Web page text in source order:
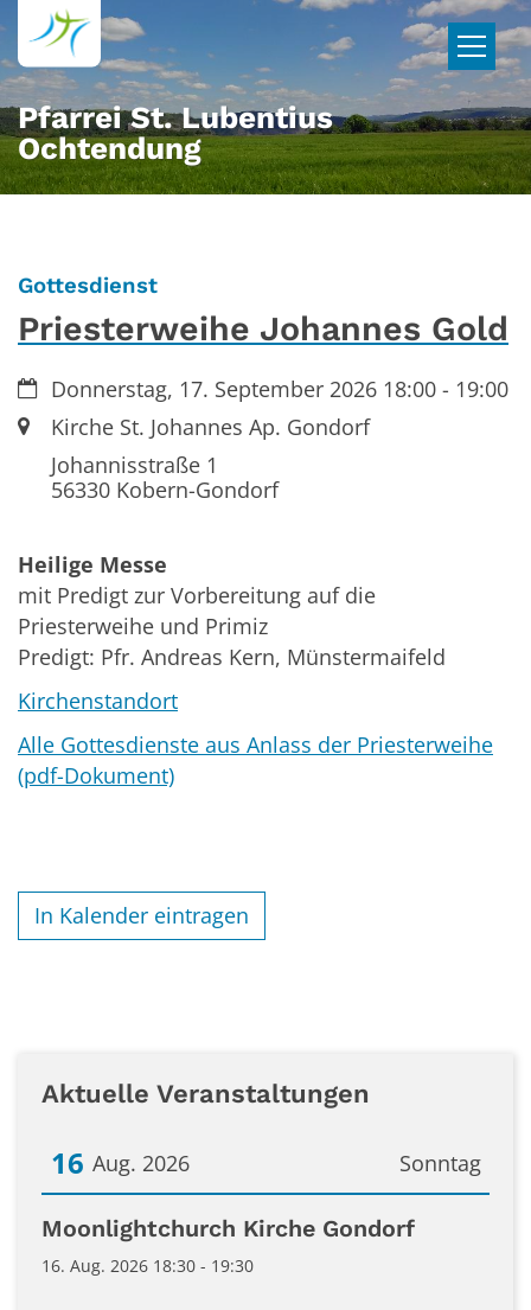
Zum Inhalt springen
Pfarrei St. Lubentius
Ochtendung
Gottesdienst:
Priesterweihe Johannes Gold
Datum:Donnerstag, 17. September 2026 18:00 - 19:00
Ort:Kirche St. Johannes Ap. Gondorf
Johannisstraße 1
56330 Kobern-Gondorf
Heilige Messe
mit Predigt zur Vorbereitung auf die
Priesterweihe und Primiz
Predigt: Pfr. Andreas Kern, Münstermaifeld
Kirchenstandort
Alle Gottesdienste aus Anlass der Priesterweihe
(pdf-Dokument)
In Kalender eintragen
Aktuelle Veranstaltungen
Sonntag
16 Aug. 2026
Datum: 16. August 2026
Moonlightchurch Kirche Gondorf
16. Aug. 2026 18:30 - 19:30